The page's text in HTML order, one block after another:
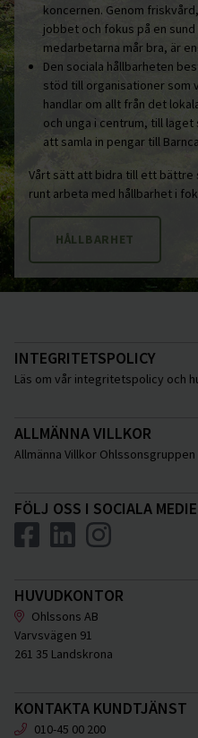
koncernen. Genom
jobbet och fokus på en
medarbetarna mår bra, är
Den sociala hållbarheten
stöd till organisationer som
handlar om allt från det
och unga i centrum, till
att samla in pengar till
Vårt sätt att bidra till ett bättre
runt arbeta med hållbarhet i
HÅLLBARHET
INTEGRITETSPOLICY
Läs om vår integritetspolicy och
ALLMÄNNA VILLKOR
Allmänna Villkor Ohlssonsgruppen
FÖLJ OSS I SOCIALA
HUVUDKONTOR
Ohlssons AB
Varvsvägen 91
261 35 Landskrona
KONTAKTA KUNDTJÄNST
010-45 00 200